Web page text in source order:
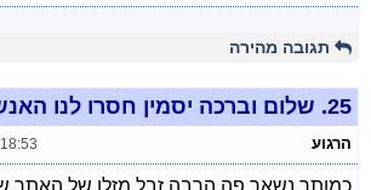
תגובה מהירה
25. שלום וברכה יסמין חסרו לנו
הרגוע